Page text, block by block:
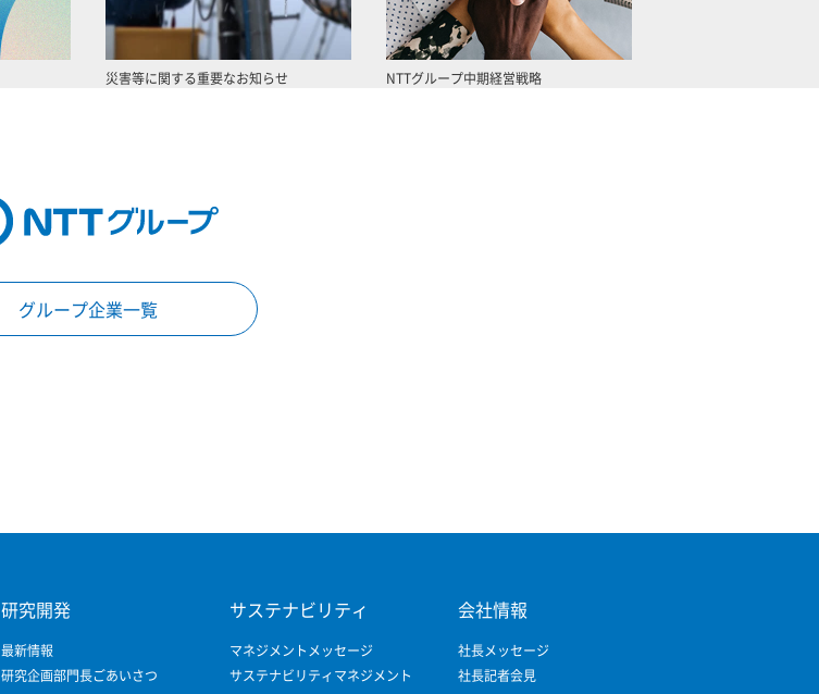
災害等に関する重要なお知らせ NTTグループ中期経営戦略
グループ企業一覧
研究開発
最新情報
研究企画部門長ごあいさつ
サステナビリティ
マネジメントメッセージ
サステナビリティマネジメント
会社情報
社長メッセージ
社長記者会見